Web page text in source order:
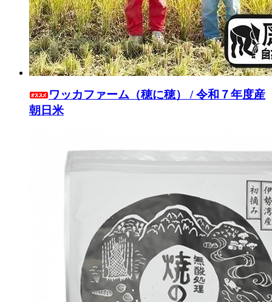
ワッカファーム（穂に穂） / 令和７年度産
朝日米